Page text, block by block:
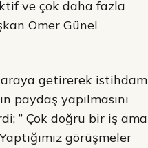
ve çok daha fazla
Ömer Günel
getirerek istihdam
paydaş yapılmasını
” Çok doğru bir iş ama
görüşmeler